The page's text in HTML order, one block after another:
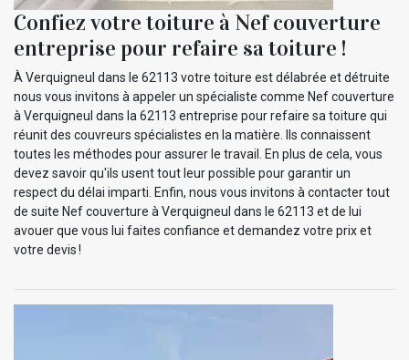
Confiez votre toiture à Nef couverture
entreprise pour refaire sa toiture !
À Verquigneul dans le 62113 votre toiture est délabrée et détruite
nous vous invitons à appeler un spécialiste comme Nef couverture
à Verquigneul dans la 62113 entreprise pour refaire sa toiture qui
réunit des couvreurs spécialistes en la matière. Ils connaissent
toutes les méthodes pour assurer le travail. En plus de cela, vous
devez savoir qu'ils usent tout leur possible pour garantir un
respect du délai imparti. Enfin, nous vous invitons à contacter tout
de suite Nef couverture à Verquigneul dans le 62113 et de lui
avouer que vous lui faites confiance et demandez votre prix et
votre devis !